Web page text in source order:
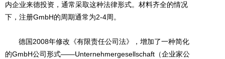
内企业来德投资，通常采取这种法律形式。材料齐全的情况
下，注册GmbH的周期通常为2-4周。
德国2008年修改《有限责任公司法》，增加了一种简化
的GmbH公司形式——Unternehmergesellschaft（企业家公